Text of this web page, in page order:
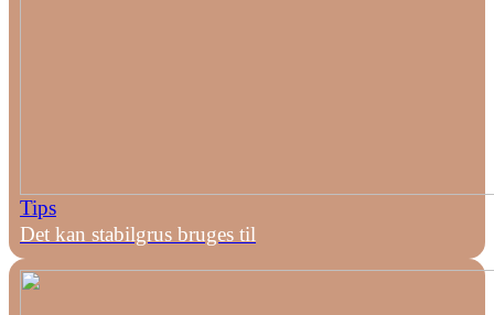
Tips
Det kan stabilgrus bruges til